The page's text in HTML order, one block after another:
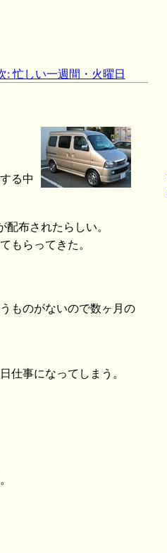
: 忙しい一週間・火曜日
る中
配布されたらしい。
もらってきた。
ものがないので数ヶ月の
仕事になってしまう。